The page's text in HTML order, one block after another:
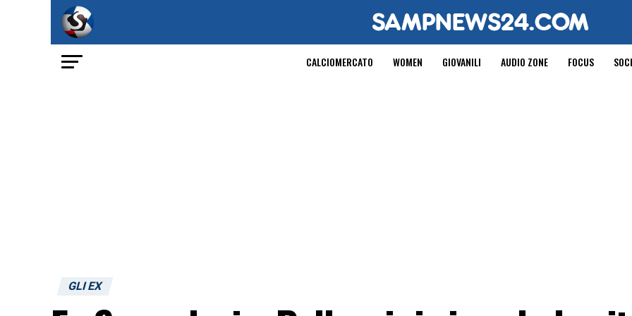
CALCIOMERCATO WOMEN GIOVANILI AUDIO ZONE FOCUS
GLI EX